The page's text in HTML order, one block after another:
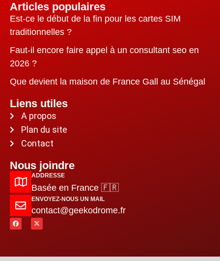
Articles populaires
Est-ce le début de la fin pour les cartes SIM
traditionnelles ?
Faut-il encore faire appel à un consultant seo en
2026 ?
Que devient la maison de France Gall au Sénégal
Liens utiles
A propos
Plan du site
Contact
Nous joindre
ADDRESSE
Basée en France 🇫🇷
ENVOYEZ-NOUS UN MAIL
contact@geekodrome.fr